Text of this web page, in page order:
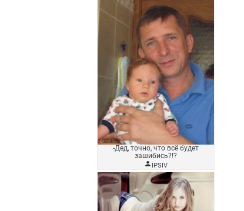
-Дед, точно, что всё будет
зашибись?!?
 IPSIV